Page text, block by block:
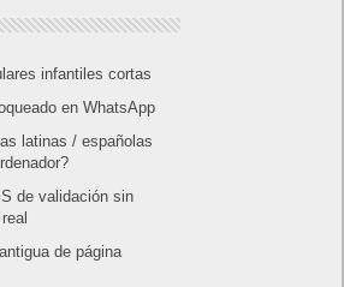
infantiles cortas
en WhatsApp
latinas / españolas
de validación sin
de página